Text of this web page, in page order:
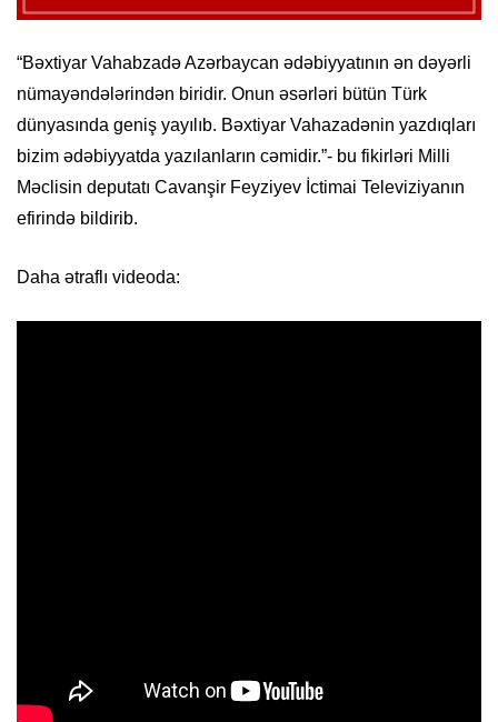
“Bəxtiyar Vahabzadə Azərbaycan ədəbiyyatının ən dəyərli
nümayəndələrindən biridir. Onun əsərləri bütün Türk
dünyasında geniş yayılıb. Bəxtiyar Vahazadənin yazdıqları
bizim ədəbiyyatda yazılanların cəmidir.”- bu fikirləri Milli
Məclisin deputatı Cavanşir Feyziyev İctimai Televiziyanın
efirində bildirib.
Daha ətraflı videoda: